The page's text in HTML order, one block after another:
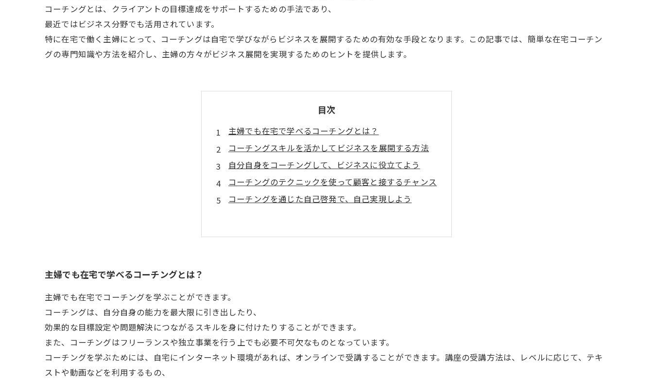
コーチングとは、クライアントの目標達成をサポートするための手法であり、
最近ではビジネス分野でも活用されています。
特に在宅で働く主婦にとって、コーチングは自宅で学びながらビジネスを展開するための有効な手段となります。この記事では、簡単な在宅コーチン
グの専門知識や方法を紹介し、主婦の方々がビジネス展開を実現するためのヒントを提供します。
目次
主婦でも在宅で学べるコーチングとは？
コーチングスキルを活かしてビジネスを展開する方法
自分自身をコーチングして、ビジネスに役立てよう
コーチングのテクニックを使って顧客と接するチャンス
コーチングを通じた自己啓発で、自己実現しよう
主婦でも在宅で学べるコーチングとは？
主婦でも在宅でコーチングを学ぶことができます。
コーチングは、自分自身の能力を最大限に引き出したり、
効果的な目標設定や問題解決につながるスキルを身に付けたりすることができます。
また、コーチングはフリーランスや独立事業を行う上でも必要不可欠なものとなっています。
コーチングを学ぶためには、自宅にインターネット環境があれば、オンラインで受講することができます。講座の受講方法は、レベルに応じて、テキ
ストや動画などを利用するもの、